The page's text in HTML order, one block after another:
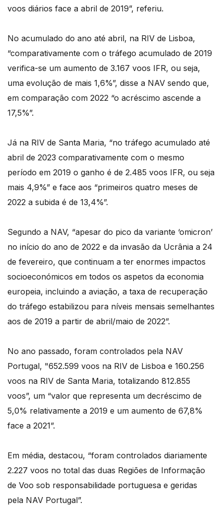
voos diários face a abril de 2019”, referiu.
No acumulado do ano até abril, na RIV de Lisboa,
“comparativamente com o tráfego acumulado de 2019
verifica-se um aumento de 3.167 voos IFR, ou seja,
uma evolução de mais 1,6%”, disse a NAV sendo que,
em comparação com 2022 “o acréscimo ascende a
17,5%”.
Já na RIV de Santa Maria, “no tráfego acumulado até
abril de 2023 comparativamente com o mesmo
período em 2019 o ganho é de 2.485 voos IFR, ou seja
mais 4,9%” e face aos “primeiros quatro meses de
2022 a subida é de 13,4%”.
Segundo a NAV, “apesar do pico da variante ‘omicron’
no início do ano de 2022 e da invasão da Ucrânia a 24
de fevereiro, que continuam a ter enormes impactos
socioeconómicos em todos os aspetos da economia
europeia, incluindo a aviação, a taxa de recuperação
do tráfego estabilizou para níveis mensais semelhantes
aos de 2019 a partir de abril/maio de 2022”.
No ano passado, foram controlados pela NAV
Portugal, "652.599 voos na RIV de Lisboa e 160.256
voos na RIV de Santa Maria, totalizando 812.855
voos”, um “valor que representa um decréscimo de
5,0% relativamente a 2019 e um aumento de 67,8%
face a 2021”.
Em média, destacou, “foram controlados diariamente
2.227 voos no total das duas Regiões de Informação
de Voo sob responsabilidade portuguesa e geridas
pela NAV Portugal”.